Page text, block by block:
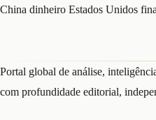
China dinheiro Estados Unidos
Portal global de análise,
com profundidade editorial,